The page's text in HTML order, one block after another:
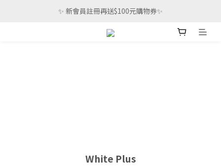
✨ 新會員註冊再送$100元購物券✨
White Plus